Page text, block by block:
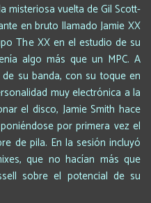
misteriosa vuelta de Gil Scott-
en bruto llamado Jamie XX
The XX en el estudio de su
algo más que un MPC. A
su banda, con su toque en
muy electrónica a la
el disco, Jamie Smith hace
por primera vez el
de pila. En la sesión incluyó
que no hacían más que
sobre el potencial de su